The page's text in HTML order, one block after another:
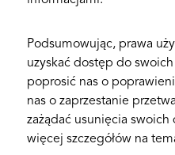
Podsumowując, prawa
uzyskać dostęp do
poprosić nas o
nas o zaprzestanie
zażądać usunięcia
więcej szczegółów na